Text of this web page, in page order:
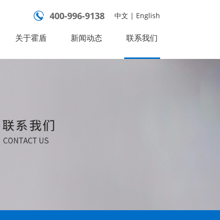
关于霍盾 新闻动态 联系我们
 400-996-9138 中文 | English